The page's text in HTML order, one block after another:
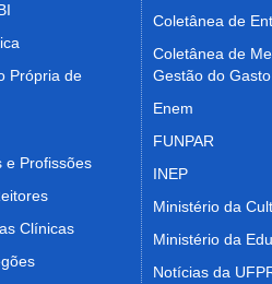
Própria de
e Profissões
Clínicas
Coletânea de
Coletânea de
Gestão do
Enem
FUNPAR
INEP
Ministério da
Ministério da
Notícias da